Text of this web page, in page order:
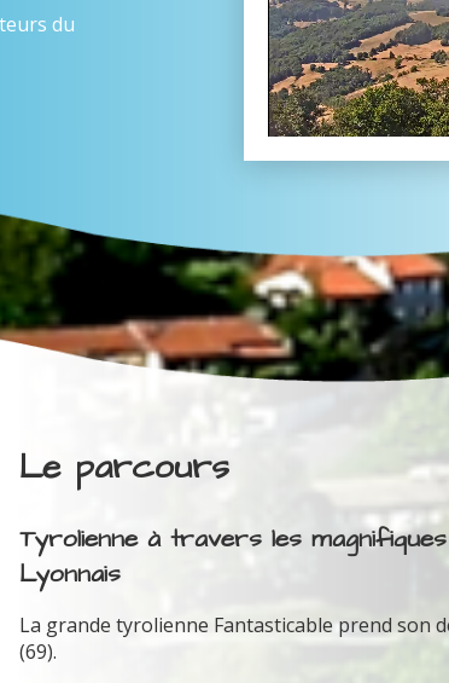
du
Le parcours
Tyrolienne à travers les
Lyonnais
La grande tyrolienne Fantasticable prend son
(69).